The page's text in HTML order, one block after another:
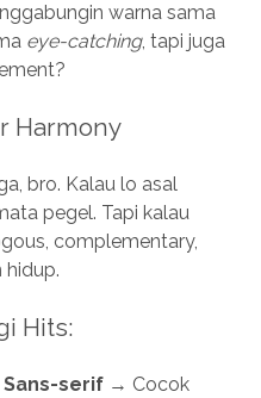
warna sama
eye-catching, tapi juga
Harmony
bro. Kalau lo asal
pegel. Tapi kalau
complementary,
hidup.
Hits:
Sans-serif→ Cocok